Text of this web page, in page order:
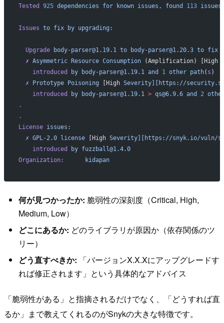
Tested 925 dependencies for known issues, found 113
Issues to fix by upgrading:
  Upgrade
body-parser@1.19.1 to body-parser@1.20.3 to fix
  ✗
Asymmetric Resource Consumption (Amplification) [High
    introduced
by body-parser@1.19.1 and 1 other path( s )
  ✗
Prototype Poisoning [High Severity][https://
    introduced
by body-parser@1.19.1 > qs@6.9.6 and 2
.
.
License issues:
  ✗
GPL-2.0 license [High Severity][https://snyk.io/vuln/
    introduced
by fuzzball@1.4.0
Organization:
      kidapan
何が見つかったか: 脆弱性の深刻度（Critical, High,
Medium, Low）
どこにあるか: どのライブラリが原因か（依存関係のツ
リー）
どう直すべきか: 「バージョンX.X.Xにアップグレードす
れば修正されます」という具体的なアドバイス
「脆弱性がある」と指摘されるだけでなく、「どうすれば直
るか」まで教えてくれるのがSnykの大きな特徴です。